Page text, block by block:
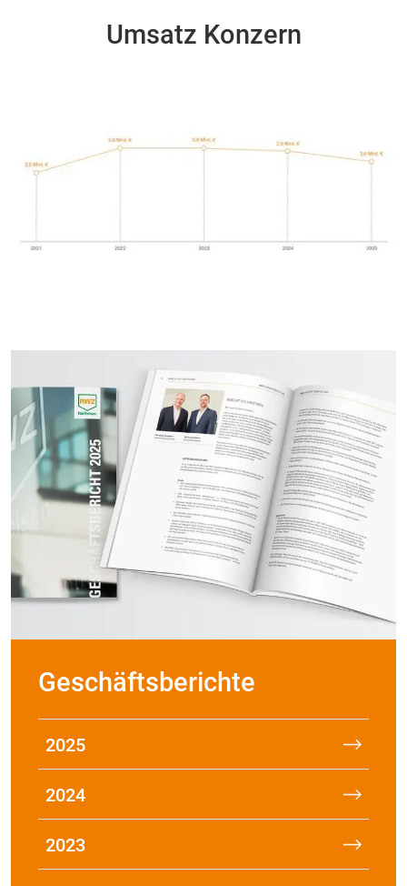
Umsatz Konzern
Geschäftsberichte
2025
2024
2023